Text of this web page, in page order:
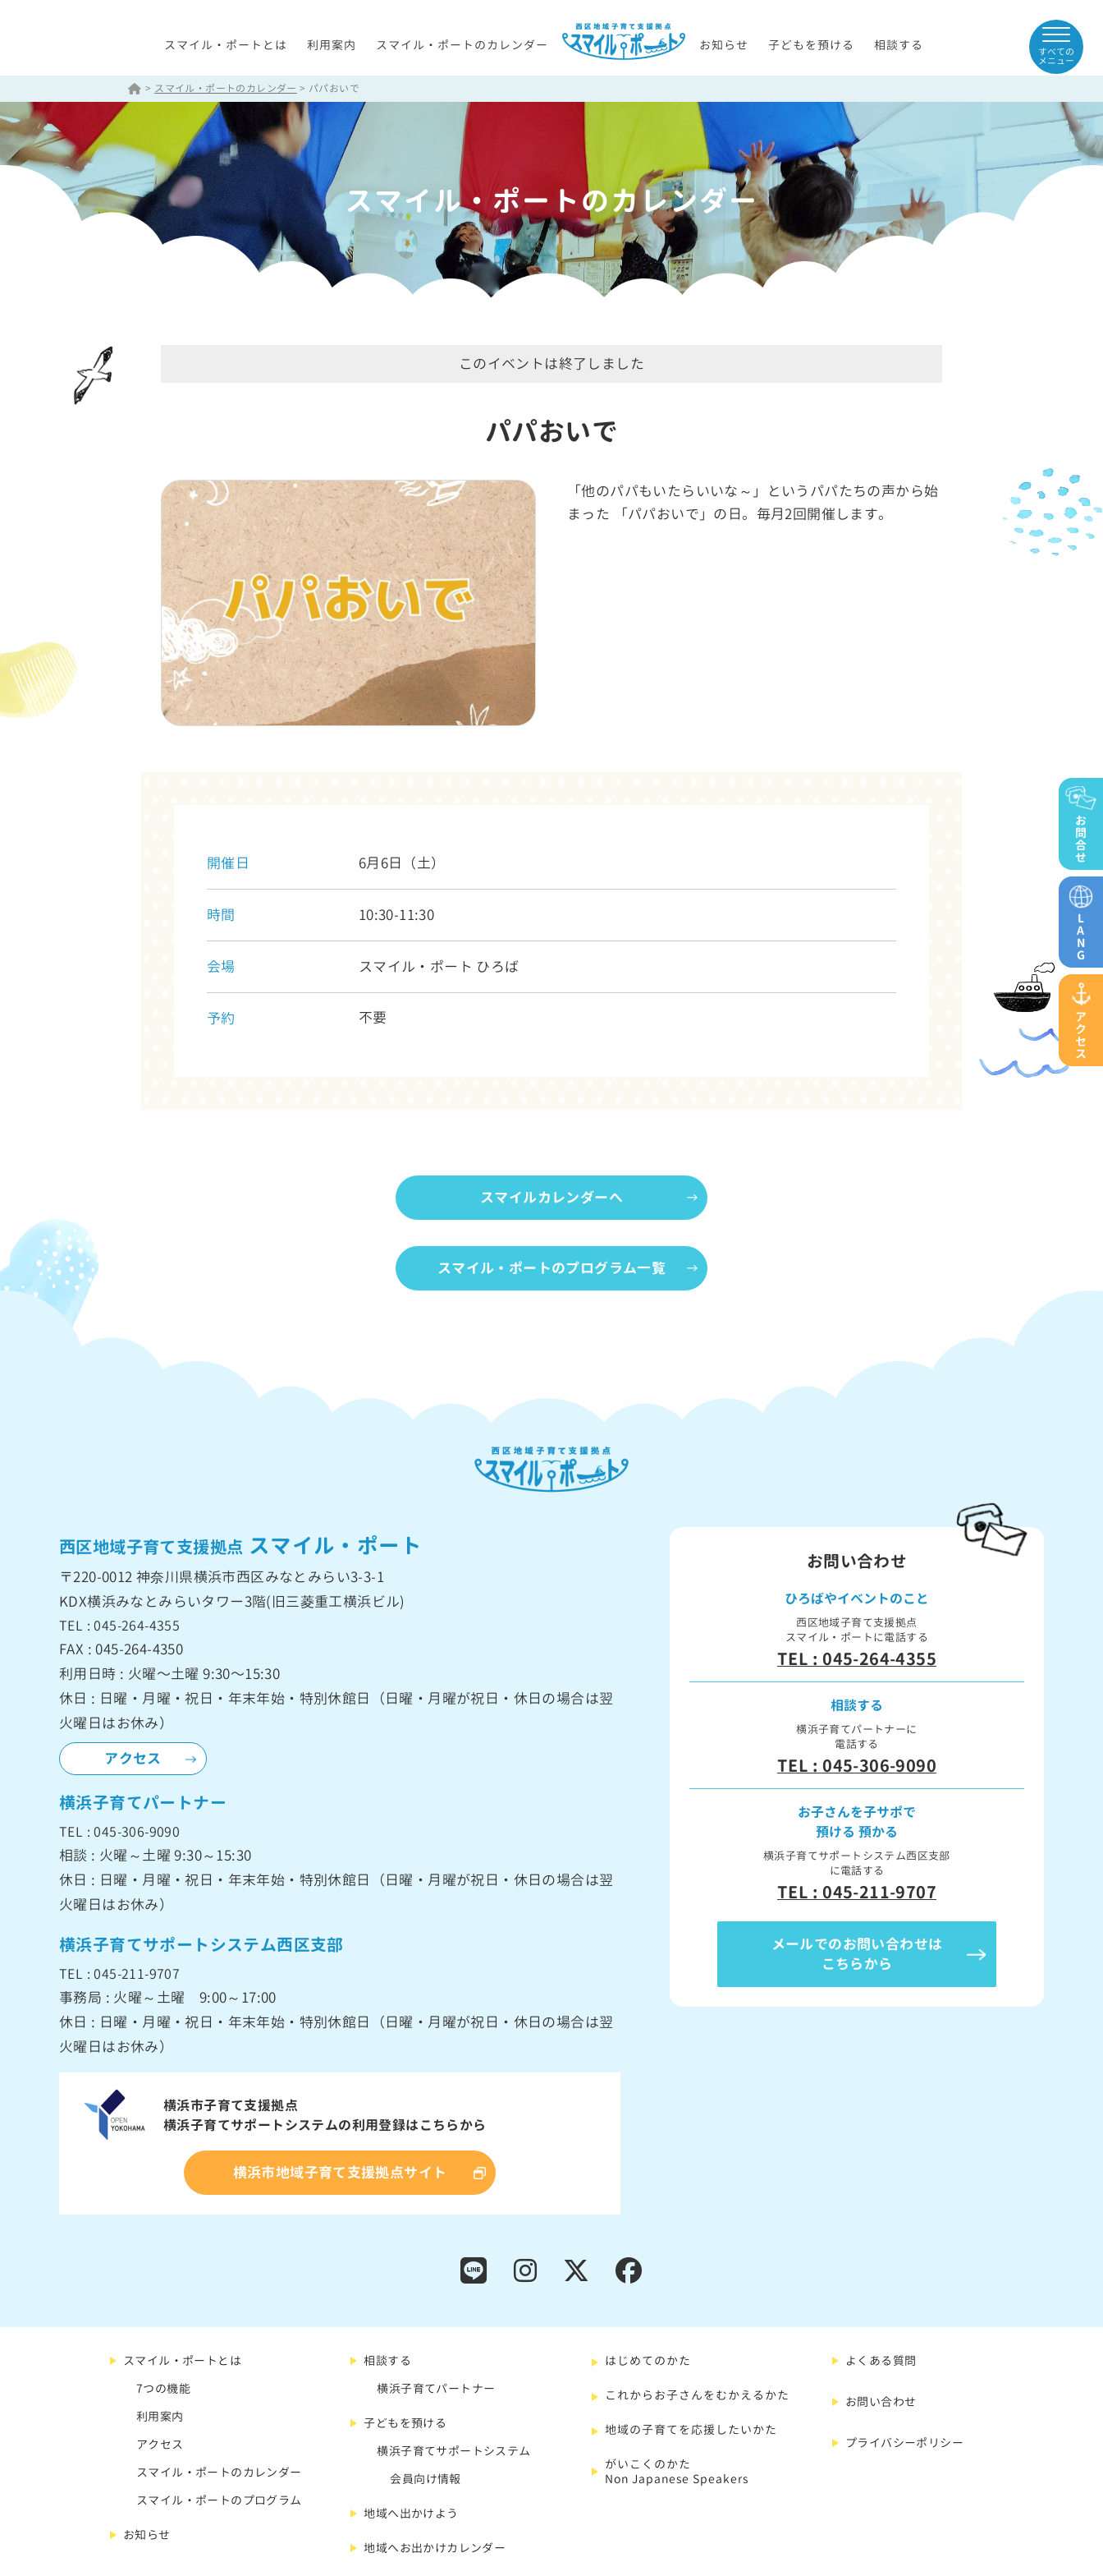
スマイル・ポートとは 利用案内 スマイル・ポートのカレンダー お知らせ 子どもを預ける 相談する すべての
メニュー
> スマイル・ポートのカレンダー > パパおいで
お
問
合
せ
L
A
N
G
ア
ク
セ
ス
スマイル・ポートのカレンダー
このイベントは終了しました
パパおいで
「他のパパもいたらいいな～」というパパたちの声から始
まった 「パパおいで」の日。毎月2回開催します。
開催日 6月6日（土）
時間 10:30-11:30
会場 スマイル・ポート ひろば
予約 不要
スマイルカレンダーへ
スマイル・ポートのプログラム一覧
西区地域子育て支援拠点 スマイル・ポート
〒220-0012神奈川県横浜市西区みなとみらい3-3-1
KDX横浜みなとみらいタワー3階(旧三菱重工横浜ビル)
TEL : 045-264-4355
FAX : 045-264-4350
利用日時 : 火曜〜土曜 9:30〜15:30
休日 : 日曜・月曜・祝日・年末年始・特別休館日（日曜・月曜が祝日・休日の場合は翌
火曜日はお休み）
アクセス
横浜子育てパートナー
TEL : 045-306-9090
相談 : 火曜～土曜 9:30～15:30
休日 : 日曜・月曜・祝日・年末年始・特別休館日（日曜・月曜が祝日・休日の場合は翌
火曜日はお休み）
横浜子育てサポートシステム西区支部
TEL : 045-211-9707
事務局 : 火曜～土曜 9:00～17:00
休日 : 日曜・月曜・祝日・年末年始・特別休館日（日曜・月曜が祝日・休日の場合は翌
火曜日はお休み）
横浜市子育て支援拠点
横浜子育てサポートシステムの利用登録はこちらから
横浜市地域子育て支援拠点サイト
お問い合わせ
ひろばやイベントのこと
西区地域子育て支援拠点
スマイル・ポートに電話する
TEL : 045-264-4355
相談する
横浜子育てパートナーに
電話する
TEL : 045-306-9090
お子さんを子サポで
預ける 預かる
横浜子育てサポートシステム西区支部
に電話する
TEL : 045-211-9707
メールでのお問い合わせは
こちらから
はじめてのかた
これからお子さんをむかえるかた
地域の子育てを応援したいかた
がいこくのかた
Non Japanese Speakers
スマイル・ポートとは
7つの機能
利用案内
アクセス
スマイル・ポートのカレンダー
スマイル・ポートのプログラム
お知らせ
相談する
横浜子育てパートナー
子どもを預ける
横浜子育てサポートシステム
会員向け情報
地域へ出かけよう
地域へお出かけカレンダー
よくある質問
お問い合わせ
プライバシーポリシー